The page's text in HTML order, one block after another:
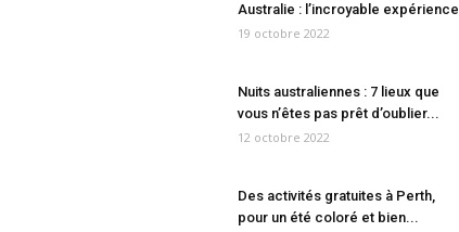
Australie : l’incroyable expérience
19 octobre 2022
Nuits australiennes : 7 lieux que
vous n’êtes pas prêt d’oublier...
12 octobre 2022
Des activités gratuites à Perth,
pour un été coloré et bien...